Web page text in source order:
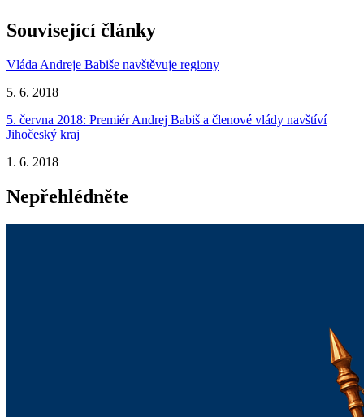
Související články
Vláda Andreje Babiše navštěvuje regiony
5. 6. 2018
5. června 2018: Premiér Andrej Babiš a členové vlády navštíví
Jihočeský kraj
1. 6. 2018
Nepřehlédněte